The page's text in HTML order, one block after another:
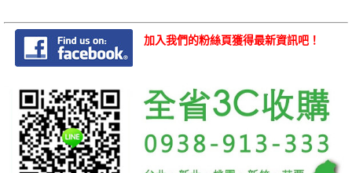
加入我們的粉絲頁獲得最新資訊吧！